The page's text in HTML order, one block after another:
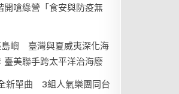
嗆綠營「食安與防疫無
嶼 臺灣與夏威夷深化海
美聯手跨太平洋治海廢
新單曲 3組人氣樂團同台